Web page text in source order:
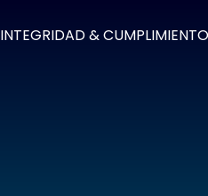
INTEGRIDAD & CUMPLIMIENTO